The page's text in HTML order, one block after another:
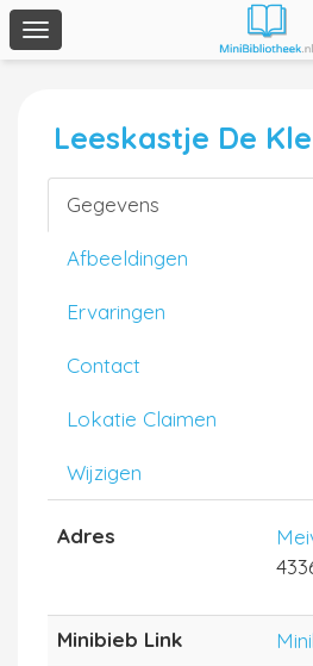
Toggle
navigation
Leeskastje De
Gegevens
Afbeeldingen
Ervaringen
Contact
Lokatie Claimen
Wijzigen
Adres
Minibieb Link